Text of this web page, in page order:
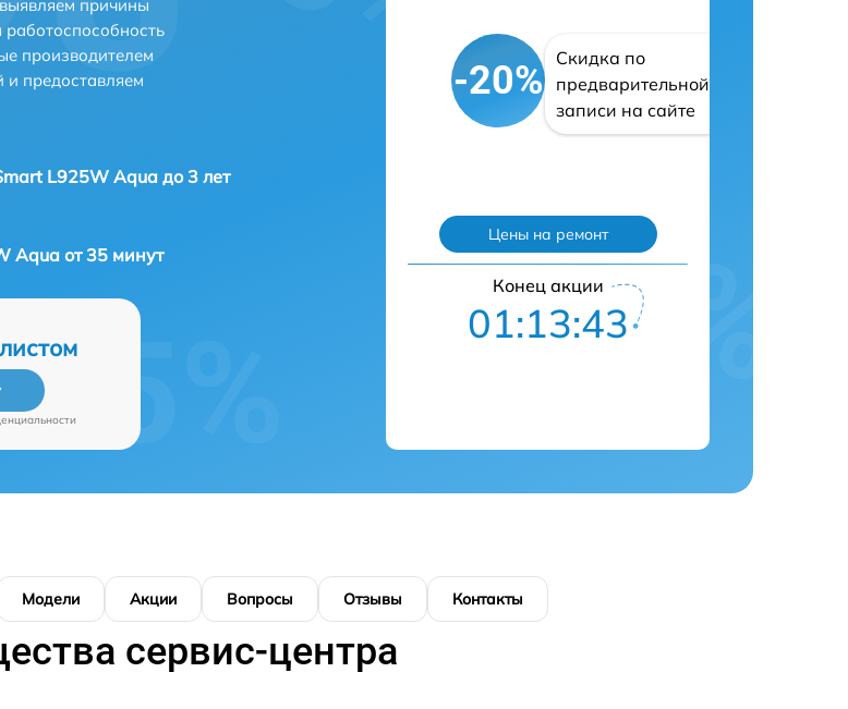
причины
производителем
и предоставляем
L925W Aqua до 3 лет
Aqua от 35 минут
-20%
Скидка по
предварительной
записи на сайте
Цены на ремонт
Конец акции
01:13:42
Модели Акции Вопросы Отзывы Контакты
сервис-центра